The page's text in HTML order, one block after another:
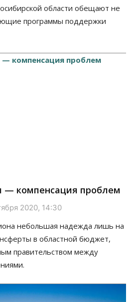
области обещают не
программы поддержки
— компенсация проблем
2020, 14:30
небольшая надежда лишь на
в областной бюджет,
правительством между